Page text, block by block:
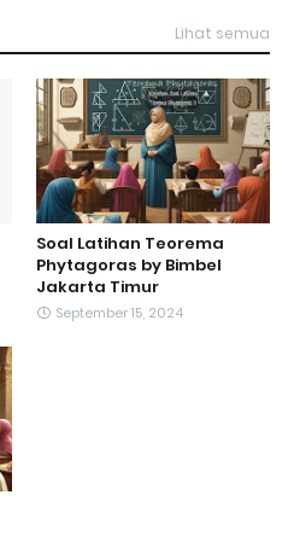
Lihat semua
Soal Latihan Teorema
Phytagoras by Bimbel
Jakarta Timur
September 15, 2024